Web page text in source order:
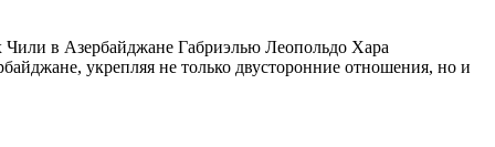
в Азербайджане Габриэлью Леопольдо Хара
укрепляя не только двусторонние отношения, но и